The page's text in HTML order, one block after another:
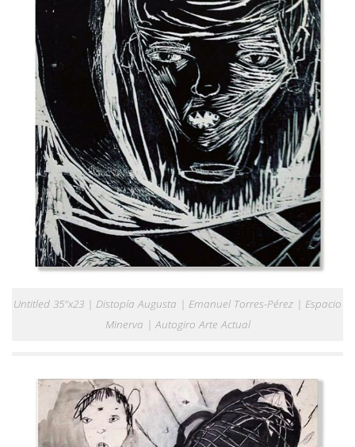
Untitled 35″x23 | Distopía Augusta | Emanuel Torres-Pérez | Espacio
Minerva | Autogiro Arte Actual